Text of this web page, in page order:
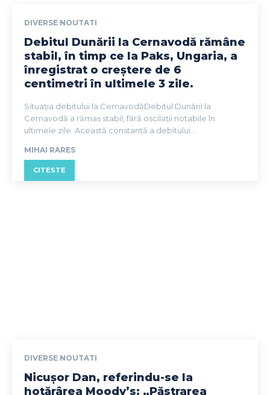
DIVERSE NOUTATI
Debitul Dunării la Cernavodă rămâne
stabil, în timp ce la Paks, Ungaria, a
înregistrat o creștere de 6
centimetri în ultimele 3 zile.
Situația debitului la CernavodăDebitul Dunării la
Cernavodă a rămas stabil, fără oscilații notabile în
ultimele zile. Această constanță a debitului...
MIHAI RARES
CITESTE
DIVERSE NOUTATI
Nicușor Dan, referindu-se la
hotărârea Moody’s: „Păstrarea